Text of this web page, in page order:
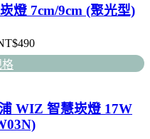
燈 7cm/9cm (聚光型)
490
格
WIZ 智慧崁燈 17W